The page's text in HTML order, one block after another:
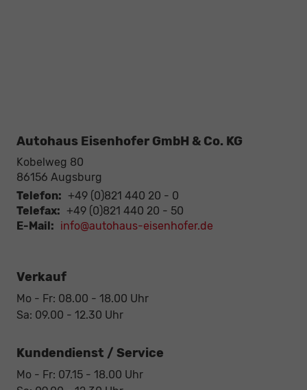
Autohaus Eisenhofer GmbH & Co. KG
Kobelweg 80
86156 Augsburg
Telefon: +49 (0)821 440 20 - 0
Telefax: +49 (0)821 440 20 - 50
E-Mail: info@autohaus-eisenhofer.de
Verkauf
Mo - Fr: 08.00 - 18.00 Uhr
Sa: 09.00 - 12.30 Uhr
Kundendienst / Service
Mo - Fr: 07.15 - 18.00 Uhr